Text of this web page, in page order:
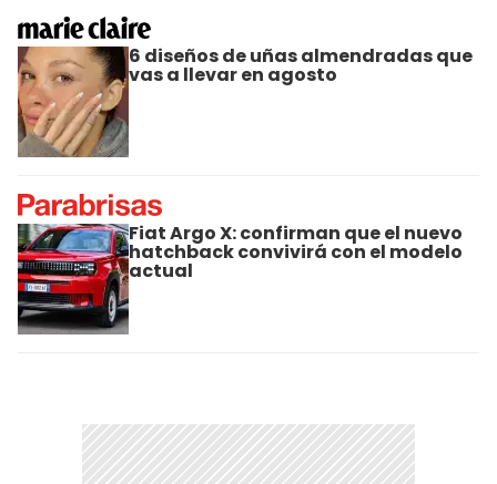
6 diseños de uñas almendradas que
vas a llevar en agosto
Fiat Argo X: confirman que el nuevo
hatchback convivirá con el modelo
actual